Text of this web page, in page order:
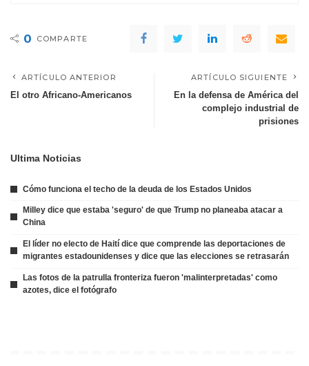
0 COMPARTE
ARTÍCULO ANTERIOR
El otro Africano-Americanos
ARTÍCULO SIGUIENTE
En la defensa de América del
complejo industrial de
prisiones
Ultima Noticias
Cómo funciona el techo de la deuda de los Estados Unidos
Milley dice que estaba 'seguro' de que Trump no planeaba atacar a
China
El líder no electo de Haití dice que comprende las deportaciones de
migrantes estadounidenses y dice que las elecciones se retrasarán
Las fotos de la patrulla fronteriza fueron 'malinterpretadas' como
azotes, dice el fotógrafo